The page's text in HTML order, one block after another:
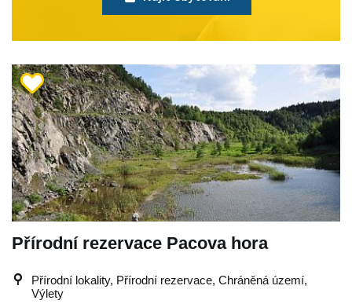
Přírodní rezervace Pacova hora
Přírodní lokality, Přírodní rezervace, Chráněná území,
Výlety